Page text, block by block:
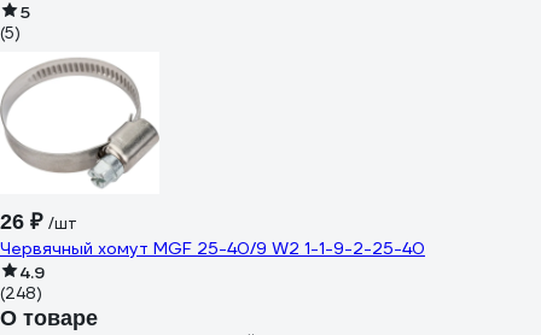
5
(5)
26 ₽ /шт
Червячный хомут MGF 25-40/9 W2 1-1-9-2-25-40
4.9
(248)
О товаре